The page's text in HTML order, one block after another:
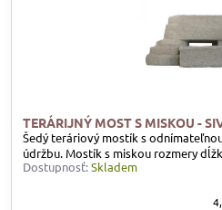
TERÁRIJNÝ MOST S MISKOU -
Šedý teráriový mostík s
údržbu. Mostík s miskou rozmery
Dostupnosť:Skladem